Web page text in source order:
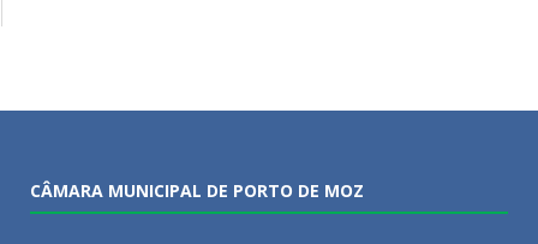
CÂMARA MUNICIPAL DE PORTO DE MOZ